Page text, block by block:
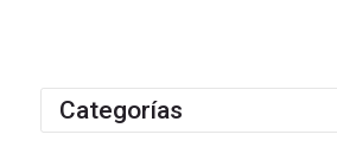
Categorías